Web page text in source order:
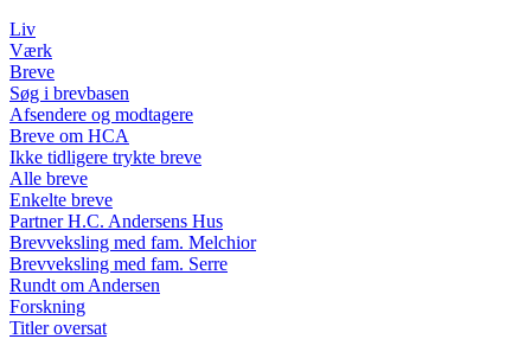
Liv
Værk
Breve
Søg i brevbasen
Afsendere og modtagere
Breve om HCA
Ikke tidligere trykte breve
Alle breve
Enkelte breve
Partner H.C. Andersens Hus
Brevveksling med fam. Melchior
Brevveksling med fam. Serre
Rundt om Andersen
Forskning
Titler oversat